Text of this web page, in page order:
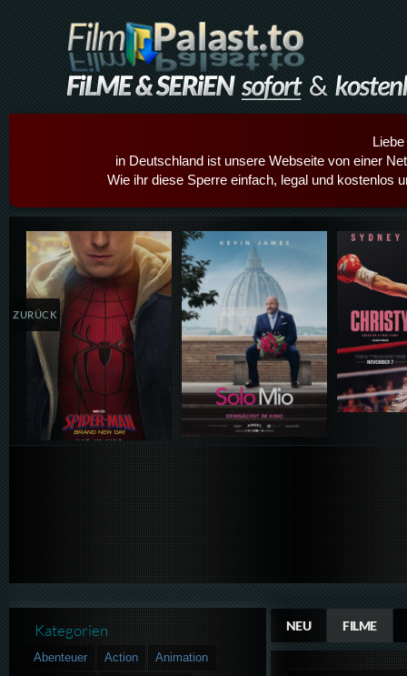
in Deutschland ist unsere Webseite von einer
Wie ihr diese Sperre einfach, legal und kostenlos
Details,Play Details,Play
ZURÜCK
NEU FILME
Kategorien
Abenteuer Action
Animation